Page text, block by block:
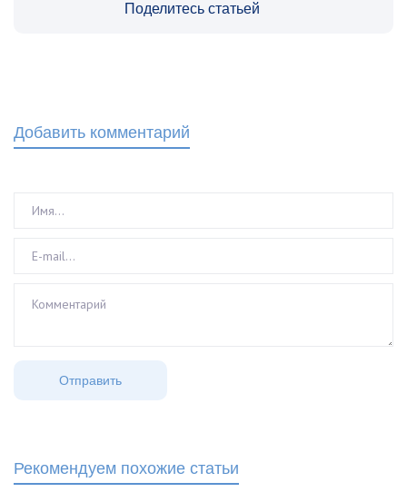
Поделитесь статьей
Добавить комментарий
Рекомендуем похожие статьи